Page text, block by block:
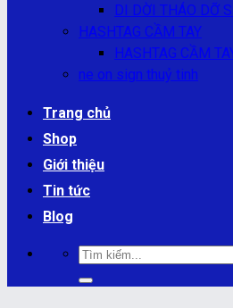
DI DỜI THÁO DỠ
HASHTAG CẦM TAY
HASHTAG CẦM
ne on sign thuỷ tinh
Trang chủ
Shop
Giới thiệu
Tin tức
Blog
Tìm
kiếm: